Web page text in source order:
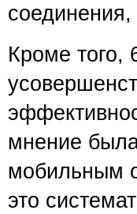
Кроме того,
мнение
мобильным
это